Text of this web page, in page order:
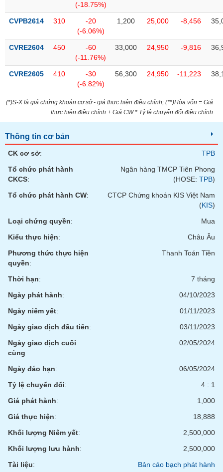
(-18.75%)
CVPB2614 310
-20
(-6.06%)
1,200 25,000 -8,456
CVRE2604 450
-60
(-11.76%)
33,000 24,950 -9,816
CVRE2605 410
-30
(-6.82%)
56,300 24,950 -11,223
(*)S-X là giá chứng khoán cơ sở - giá thực hiện điều chỉnh; (**)Hòa vốn = Giá
thực hiện điều chỉnh + Giá CW * Tỷ lệ chuyển đổi điều chỉnh
Thông tin cơ bản
CK cơ sở:
TPB
Tổ chức phát hành
CKCS:
Ngân hàng TMCP Tiên Phong
(HOSE: TPB)
Tổ chức phát hành CW:
CTCP Chứng khoán KIS Việt Nam
(KIS)
Loại chứng quyền:
Mua
Kiểu thực hiện:
Châu Âu
Phương thức thực hiện
quyền:
Thanh Toán Tiền
Thời hạn:
7 tháng
Ngày phát hành:
04/10/2023
Ngày niêm yết:
01/11/2023
Ngày giao dịch đầu tiên:
03/11/2023
Ngày giao dịch cuối
cùng:
02/05/2024
Ngày đáo hạn:
06/05/2024
Tỷ lệ chuyển đổi:
4 : 1
Giá phát hành:
1,000
Giá thực hiện:
18,888
Khối lượng Niêm yết:
2,500,000
Khối lượng lưu hành:
2,500,000
Tài liệu: Bản cáo bạch phát hành
Công
tư
Truyền
tài
chính
liệu
tài
chính